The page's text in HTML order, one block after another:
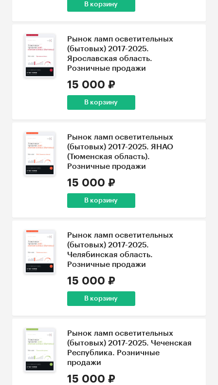
В корзину
Рынок ламп осветительных
(бытовых) 2017-2025.
Ярославская область.
Розничные продажи
15 000 ₽
В корзину
Рынок ламп осветительных
(бытовых) 2017-2025. ЯНАО
(Тюменская область).
Розничные продажи
15 000 ₽
В корзину
Рынок ламп осветительных
(бытовых) 2017-2025.
Челябинская область.
Розничные продажи
15 000 ₽
В корзину
Рынок ламп осветительных
(бытовых) 2017-2025. Чеченская
Республика. Розничные
продажи
15 000 ₽